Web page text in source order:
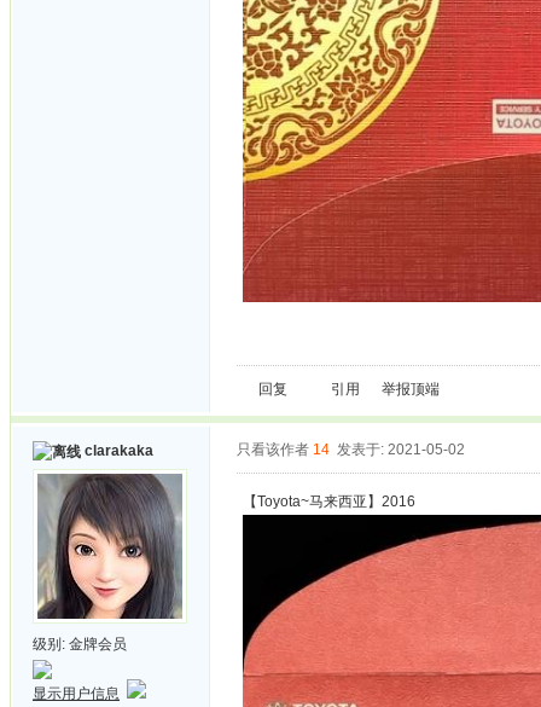
回复 引用 举报顶端
clarakaka
级别: 金牌会员
显示用户信息
只看该作者 14 发表于: 2021-05-02
【Toyota~马来西亚】2016